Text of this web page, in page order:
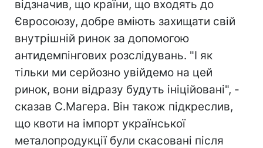
відзначив, що країни, що входять до
Євросоюзу, добре вміють захищати свій
внутрішній ринок за допомогою
антидемпінгових розслідувань. "І як
тільки ми серйозно увійдемо на цей
ринок, вони відразу будуть ініційовані", -
сказав С.Магера. Він також підкреслив,
що квоти на імпорт української
металопродукції були скасовані після